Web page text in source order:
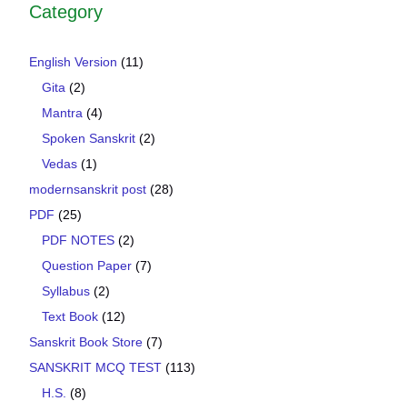
Category
English Version (11)
Gita (2)
Mantra (4)
Spoken Sanskrit (2)
Vedas (1)
modernsanskrit post (28)
PDF (25)
PDF NOTES (2)
Question Paper (7)
Syllabus (2)
Text Book (12)
Sanskrit Book Store (7)
SANSKRIT MCQ TEST (113)
H.S. (8)